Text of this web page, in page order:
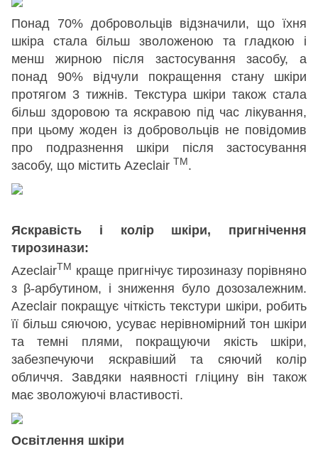
Понад 70% добровольців відзначили, що їхня
шкіра стала більш зволоженою та гладкою і
менш жирною після застосування засобу, а
понад 90% відчули покращення стану шкіри
протягом 3 тижнів. Текстура шкіри також стала
більш здоровою та яскравою під час лікування,
при цьому жоден із добровольців не повідомив
про подразнення шкіри після застосування
засобу, що містить Azeclair TM .
Яскравість і колір шкіри, пригнічення
тирозинази:
AzeclairTM краще пригнічує тирозиназу порівняно
з β-арбутином, і зниження було дозозалежним.
Azeclair покращує чіткість текстури шкіри, робить
її більш сяючою, усуває нерівномірний тон шкіри
та темні плями, покращуючи якість шкіри,
забезпечуючи яскравіший та сяючий колір
обличчя. Завдяки наявності гліцину він також
має зволожуючі властивості.
Освітлення шкіри